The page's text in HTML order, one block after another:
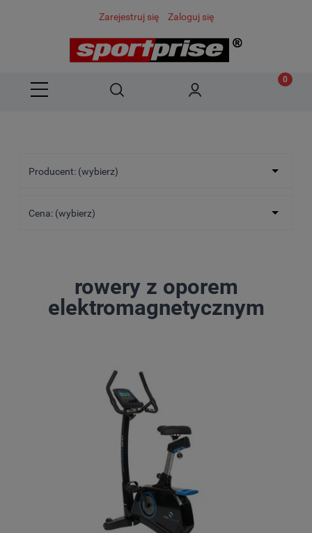
Zarejestruj się Zaloguj się
Producent: (wybierz)
Cena: (wybierz)
rowery z oporem
elektromagnetycznym